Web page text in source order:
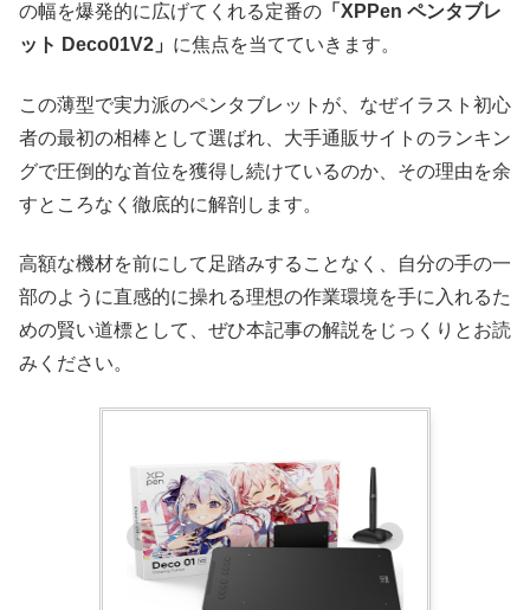
の幅を爆発的に広げてくれる定番の 「XPPen ペンタブレ
ット Deco01V2」 に焦点を当てていきます。
この薄型で実力派のペンタブレットが、なぜイラスト初心
者の最初の相棒として選ばれ、大手通販サイトのランキン
グで圧倒的な首位を獲得し続けているのか、その理由を余
すところなく徹底的に解剖します。
高額な機材を前にして足踏みすることなく、自分の手の一
部のように直感的に操れる理想の作業環境を手に入れるた
めの賢い道標として、ぜひ本記事の解説をじっくりとお読
みください。